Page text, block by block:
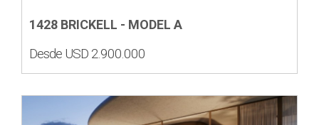
1428 BRICKELL - MODEL A
Desde USD 2.900.000